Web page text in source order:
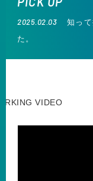
2025.02.03
知っ
た。